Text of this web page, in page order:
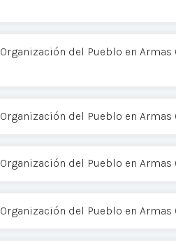
Organización del Pueblo en Armas
Organización del Pueblo en Armas
Organización del Pueblo en Armas
Organización del Pueblo en Armas